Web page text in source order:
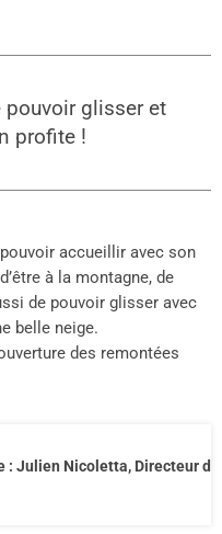
pouvoir glisser et
profite !
accueillir avec son
à la montagne, de
de pouvoir glisser avec
belle neige.
des remontées